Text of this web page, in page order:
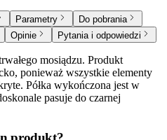
Parametry
Do pobrania
Opinie Pytania i odpowiedzi
mosiądzu. Produkt
ponieważ wszystkie elementy
Półka wykończona jest w
pasuje do czarnej